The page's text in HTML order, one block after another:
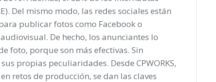
Del mismo modo, las redes sociales están
publicar fotos como Facebook o
De hecho, los anunciantes lo
foto, porque son más efectivas. Sin
propias peculiaridades. Desde CPWORKS,
retos de producción, se dan las claves